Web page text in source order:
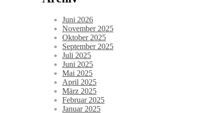
Juni 2026
November 2025
Oktober 2025
September 2025
Juli 2025
Juni 2025
Mai 2025
April 2025
März 2025
Februar 2025
Januar 2025